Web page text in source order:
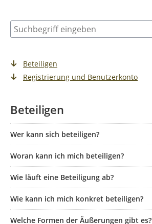
Suchbegriff eingeben
Beteiligen
Registrierung und Benutzerkonto
Beteiligen
Wer kann sich beteiligen?
Woran kann ich mich beteiligen?
Wie läuft eine Beteiligung ab?
Wie kann ich mich konkret beteiligen?
Welche Formen der Äußerungen gibt es?